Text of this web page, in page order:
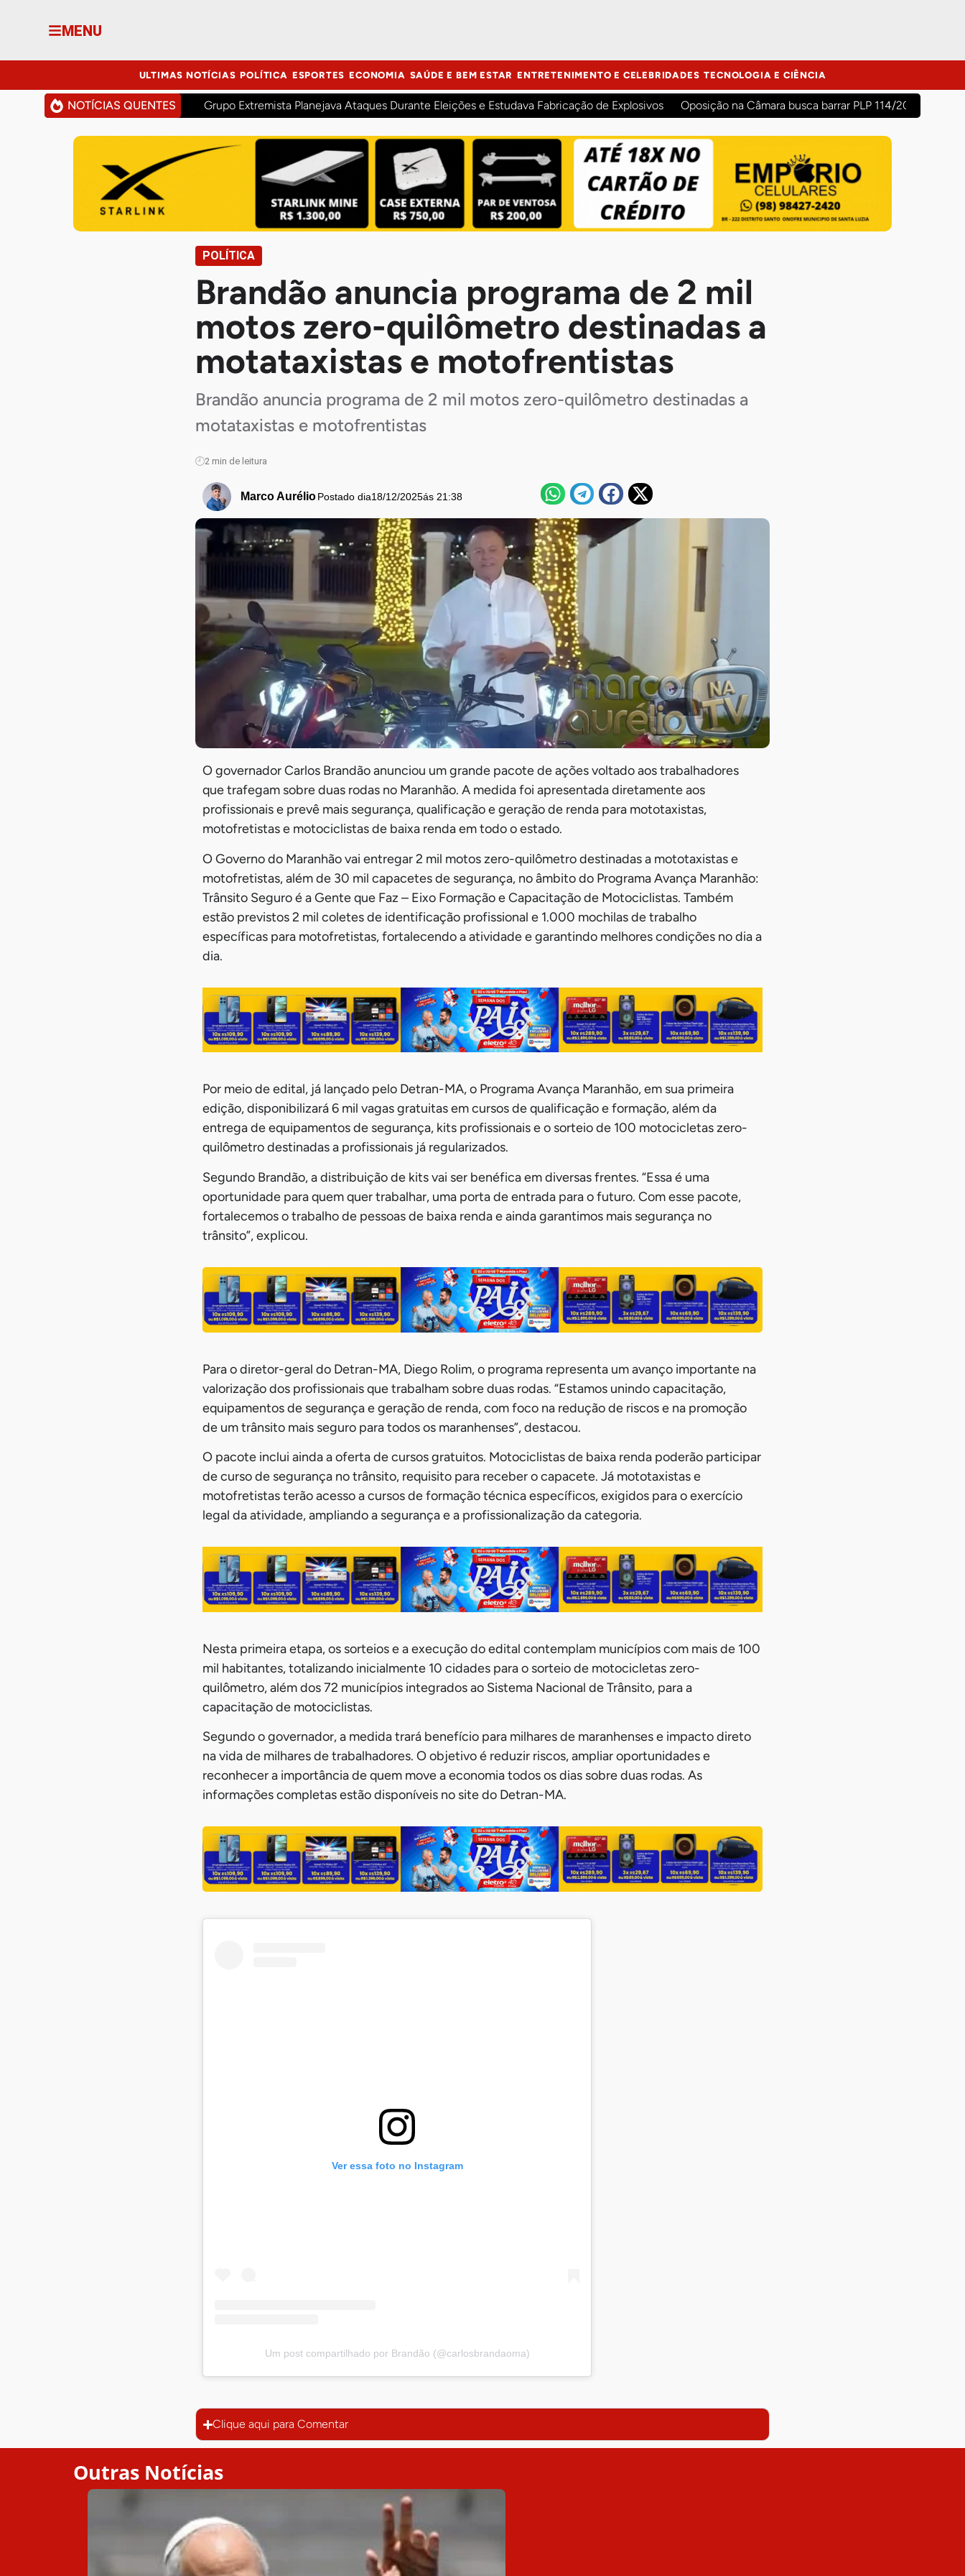
MENU
ULTIMAS NOTÍCIAS POLÍTICA ESPORTES ECONOMIA SAÚDE E BEM ESTAR ENTRETENIMENTO E CELEBRIDADES TECNOLOGIA E CIÊNCIA
NOTÍCIAS QUENTES Grupo Extremista Planejava Ataques Durante Eleições e Estudava Fabricação de Explosivos Oposição na Câmara busca barrar PLP 114/2026 para
POLÍTICA
Brandão anuncia programa de 2 mil
motos zero-quilômetro destinadas a
motataxistas e motofrentistas
Brandão anuncia programa de 2 mil motos zero-quilômetro destinadas a
motataxistas e motofrentistas
2 min de leitura
Marco Aurélio Postado dia18/12/2025ás 21:38
O governador Carlos Brandão anunciou um grande pacote de ações voltado aos trabalhadores
que trafegam sobre duas rodas no Maranhão. A medida foi apresentada diretamente aos
profissionais e prevê mais segurança, qualificação e geração de renda para mototaxistas,
motofretistas e motociclistas de baixa renda em todo o estado.
O Governo do Maranhão vai entregar 2 mil motos zero-quilômetro destinadas a mototaxistas e
motofretistas, além de 30 mil capacetes de segurança, no âmbito do Programa Avança Maranhão:
Trânsito Seguro é a Gente que Faz – Eixo Formação e Capacitação de Motociclistas. Também
estão previstos 2 mil coletes de identificação profissional e 1.000 mochilas de trabalho
específicas para motofretistas, fortalecendo a atividade e garantindo melhores condições no dia a
dia.
Por meio de edital, já lançado pelo Detran-MA, o Programa Avança Maranhão, em sua primeira
edição, disponibilizará 6 mil vagas gratuitas em cursos de qualificação e formação, além da
entrega de equipamentos de segurança, kits profissionais e o sorteio de 100 motocicletas zero-
quilômetro destinadas a profissionais já regularizados.
Segundo Brandão, a distribuição de kits vai ser benéfica em diversas frentes. “Essa é uma
oportunidade para quem quer trabalhar, uma porta de entrada para o futuro. Com esse pacote,
fortalecemos o trabalho de pessoas de baixa renda e ainda garantimos mais segurança no
trânsito”, explicou.
Para o diretor-geral do Detran-MA, Diego Rolim, o programa representa um avanço importante na
valorização dos profissionais que trabalham sobre duas rodas. “Estamos unindo capacitação,
equipamentos de segurança e geração de renda, com foco na redução de riscos e na promoção
de um trânsito mais seguro para todos os maranhenses”, destacou.
O pacote inclui ainda a oferta de cursos gratuitos. Motociclistas de baixa renda poderão participar
de curso de segurança no trânsito, requisito para receber o capacete. Já mototaxistas e
motofretistas terão acesso a cursos de formação técnica específicos, exigidos para o exercício
legal da atividade, ampliando a segurança e a profissionalização da categoria.
Nesta primeira etapa, os sorteios e a execução do edital contemplam municípios com mais de 100
mil habitantes, totalizando inicialmente 10 cidades para o sorteio de motocicletas zero-
quilômetro, além dos 72 municípios integrados ao Sistema Nacional de Trânsito, para a
capacitação de motociclistas.
Segundo o governador, a medida trará benefício para milhares de maranhenses e impacto direto
na vida de milhares de trabalhadores. O objetivo é reduzir riscos, ampliar oportunidades e
reconhecer a importância de quem move a economia todos os dias sobre duas rodas. As
informações completas estão disponíveis no site do Detran-MA.
Ver essa foto no Instagram
Um post compartilhado por Brandão (@carlosbrandaoma)
Clique aqui para Comentar
Outras Notícias